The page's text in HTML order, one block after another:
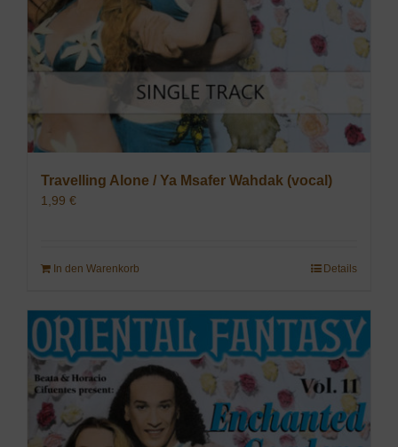
Travelling Alone / Ya Msafer Wahdak (vocal)
1,99 €
In den Warenkorb Details